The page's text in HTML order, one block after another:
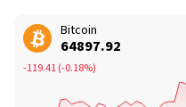
Bitcoin
64897.96
-119.37(-0.18%)